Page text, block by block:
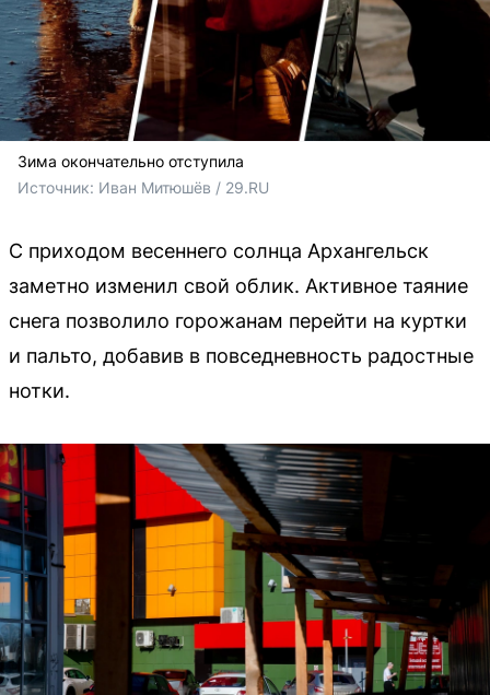
Зима окончательно отступила
Источник: Иван Митюшёв / 29.RU
С приходом весеннего солнца Архангельск
заметно изменил свой облик. Активное таяние
снега позволило горожанам перейти на куртки
и пальто, добавив в повседневность радостные
нотки.